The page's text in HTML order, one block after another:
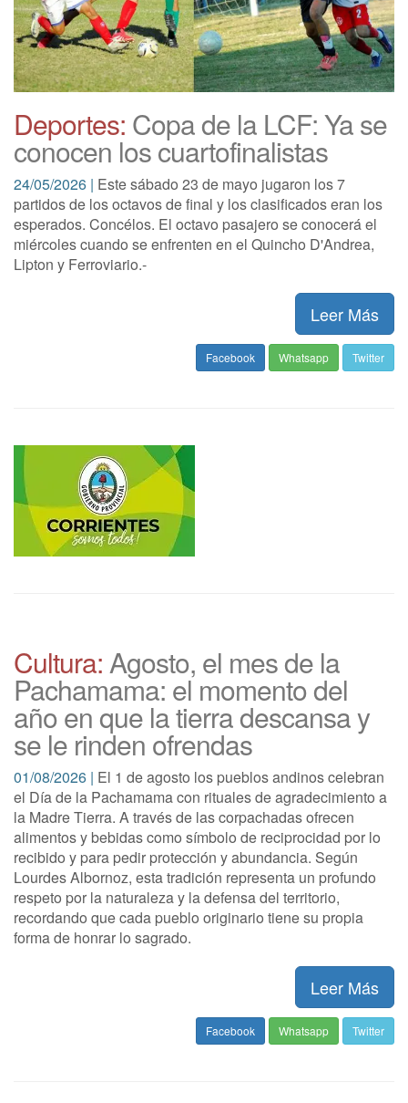
Deportes: Copa de la LCF: Ya se
conocen los cuartofinalistas
24/05/2026 | Este sábado 23 de mayo jugaron los 7
partidos de los octavos de final y los clasificados eran los
esperados. Concélos. El octavo pasajero se conocerá el
miércoles cuando se enfrenten en el Quincho D'Andrea,
Lipton y Ferroviario.-
Leer Más
Facebook Whatsapp Twitter
Cultura:Agosto, el mes de la
Pachamama: el momento del
año en que la tierra descansa y
se le rinden ofrendas
01/08/2026 | El 1 de agosto los pueblos andinos celebran
el Día de la Pachamama con rituales de agradecimiento a
la Madre Tierra. A través de las corpachadas ofrecen
alimentos y bebidas como símbolo de reciprocidad por lo
recibido y para pedir protección y abundancia. Según
Lourdes Albornoz, esta tradición representa un profundo
respeto por la naturaleza y la defensa del territorio,
recordando que cada pueblo originario tiene su propia
forma de honrar lo sagrado.
Leer Más
Facebook Whatsapp Twitter